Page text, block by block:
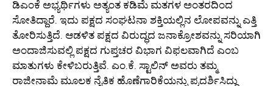
ಡಿಎಂಕೆ ಅಭ್ಯರ್ಥಿಗಳು ಅತ್ಯಂತ ಕಡಿಮೆ ಮತಗಳ ಅಂತರದಿಂದ
ಸೋತಿದ್ದಾರೆ. ಇದು ಪಕ್ಷದ ಸಂಘಟನಾ ಶಕ್ತಿಯಲ್ಲಿನ ಲೋಪವನ್ನು ಎತ್ತಿ
ತೋರಿಸುತ್ತಿದೆ. ಆಡಳಿತ ಪಕ್ಷದ ವಿರುದ್ಧದ ಜನಾಕ್ರೋಶವನ್ನು ಸರಿಯಾಗಿ
ಅಂದಾಜಿಸುವಲ್ಲಿ ಪಕ್ಷದ ಗುಪ್ತಚರ ವಿಭಾಗ ವಿಫಲವಾಗಿದೆ ಎಂಬ
ಮಾತುಗಳು ಕೇಳಿಬರುತ್ತಿವೆ. ಎಂ.ಕೆ. ಸ್ಟಾಲಿನ್ ಅವರು ತಮ್ಮ
ರಾಜೀನಾಮೆ ಮೂಲಕ ನೈತಿಕ ಹೊಣೆಗಾರಿಕೆಯನ್ನು ಪ್ರದರ್ಶಿಸಿದ್ದು